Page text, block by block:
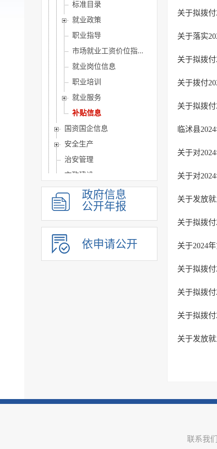
标准目录
就业政策
职业指导
市场就业工资价位指...
就业岗位信息
职业培训
就业服务
补贴信息
国资国企信息
安全生产
治安管理
市政建设
涉农补贴
乡村振兴
人事信息
建议提案办理
政务公开保障机制
政府信息
公开年报
依申请公开
关于拟拨
关于落实
关于拟拨
关于拨付
关于拟拨
临沭县
关于对
关于对
关于发放
关于拟拨
关于2024
关于拟拨
关于拟拨
关于拟拨
关于发放
联系我